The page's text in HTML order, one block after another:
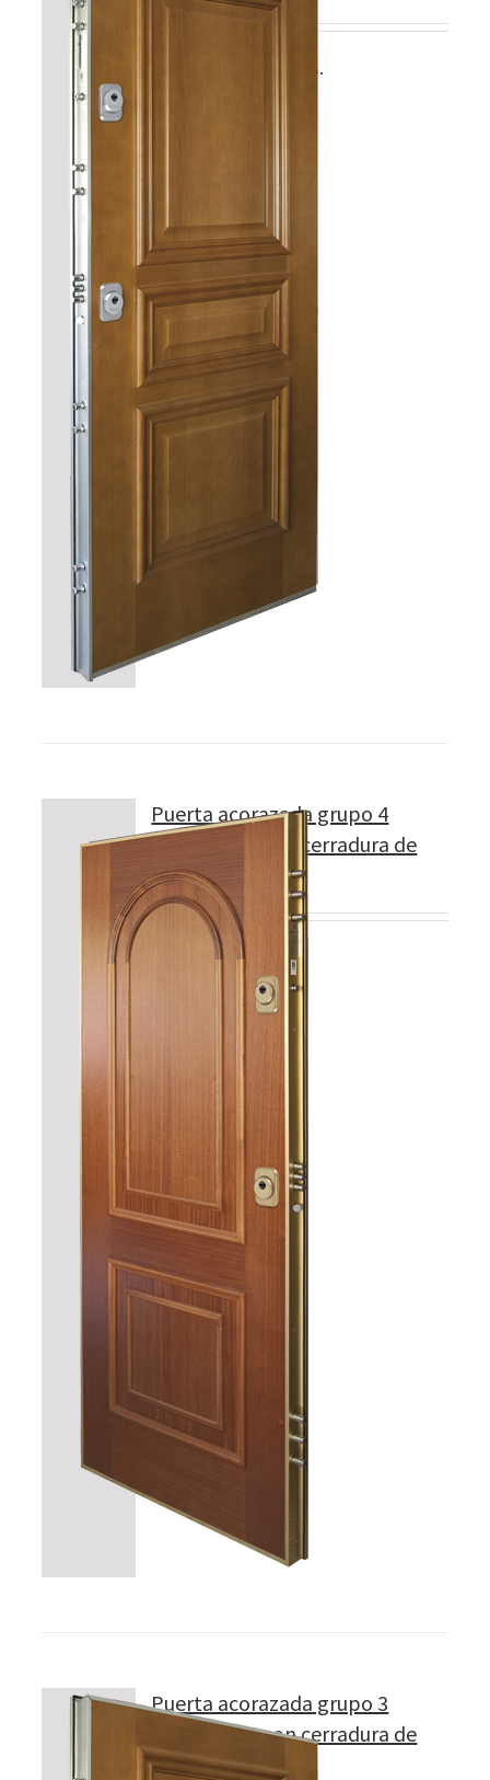
5 llaves incopiables.
Puerta acorazada grupo 4
Modelo 400 con cerradura de
CILINDRO
5 llaves.
Puerta acorazada grupo 3
Modelo 300 con cerradura de
CILINDRO